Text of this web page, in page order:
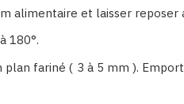
alimentaire et laisser reposer
180°.
fariné ( 3 à 5 mm ).